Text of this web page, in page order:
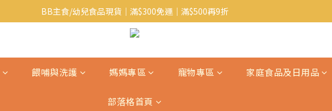
Baby J 意大利有機無麩質動物通粉 清貨平賣中!!
BB主食/幼兒食品現貨｜滿$300免運｜滿$500再9折
Baby J 有機蝴蝶麵熱賣中!
Baby J 意大利有機無麩質動物通粉 清貨平賣中!!
餵哺與洗護 媽媽專區 寵物專區 家庭食品及日用品
部落格首頁